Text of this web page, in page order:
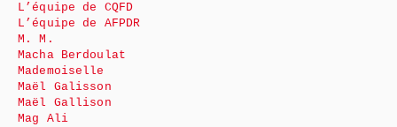
L’équipe de CQFD
L’équipe de AFPDR
M. M.
Macha Berdoulat
Mademoiselle
Maël Galisson
Maël Gallison
Mag Ali